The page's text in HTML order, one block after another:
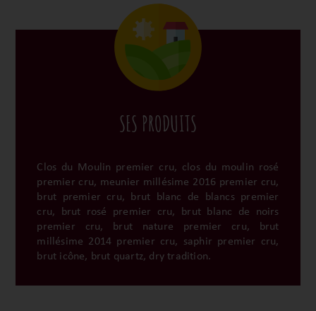
SES PRODUITS
Clos du Moulin premier cru, clos du moulin rosé
premier cru, meunier millésime 2016 premier cru,
brut premier cru, brut blanc de blancs premier
cru, brut rosé premier cru, brut blanc de noirs
premier cru, brut nature premier cru, brut
millésime 2014 premier cru, saphir premier cru,
brut icône, brut quartz, dry tradition.